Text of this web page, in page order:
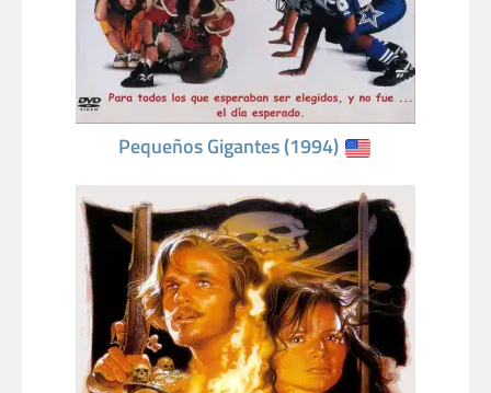
Pequeños Gigantes (1994)